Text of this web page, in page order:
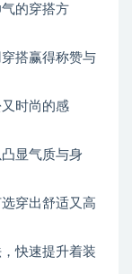
的穿搭方
搭赢得称赞与
时尚的感
显气质与身
穿出舒适又高
快速提升着装